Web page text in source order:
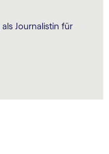
Journalistin für